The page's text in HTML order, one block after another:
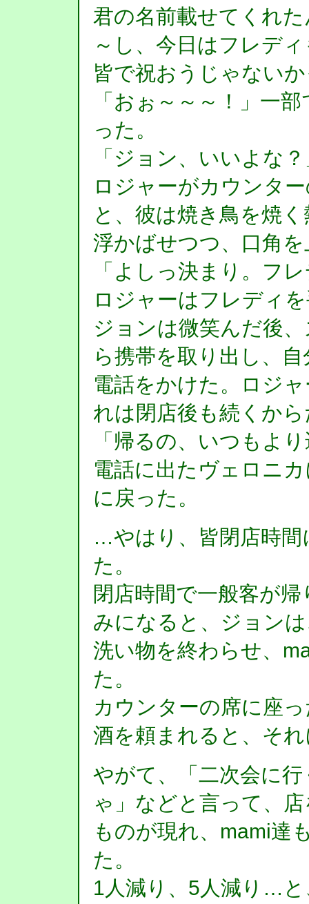
君の名前載せてくれ
～し、今日はフレデ
皆で祝おうじゃない
「おぉ～～～！」一
った。
「ジョン、いいよな
ロジャーがカウンタ
と、彼は焼き鳥を焼
浮かばせつつ、口角
「よしっ決まり。フ
ロジャーはフレディ
ジョンは微笑んだ後
ら携帯を取り出し、
電話をかけた。ロジ
れは閉店後も続くか
「帰るの、いつもよ
電話に出たヴェロニ
に戻った。
…やはり、皆閉店時
た。
閉店時間で一般客が
みになると、ジョン
洗い物を終わらせ、
た。
カウンターの席に座
酒を頼まれると、そ
やがて、「二次会に
ゃ」などと言って、
ものが現れ、mami達
た。
1人減り、5人減り…